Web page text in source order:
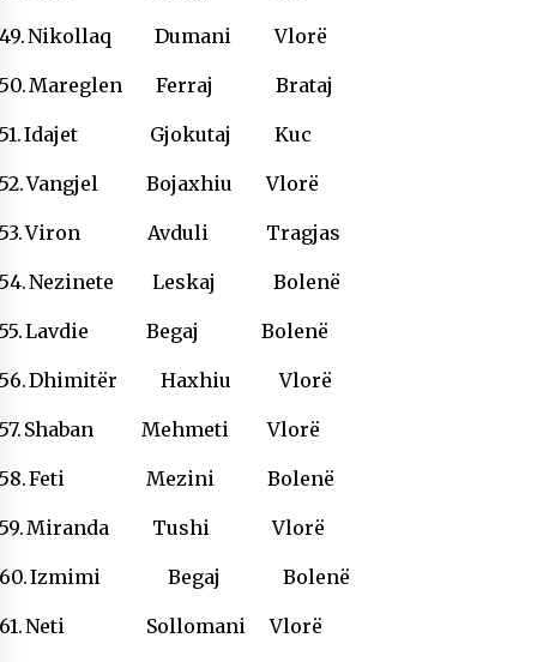
Nikollaq Dumani Vlorë
Mareglen Ferraj Brataj
Idajet Gjokutaj Kuc
Vangjel Bojaxhiu Vlorë
Viron Avduli Tragjas
Nezinete Leskaj Bolenë
Lavdie Begaj Bolenë
Dhimitër Haxhiu Vlorë
Shaban Mehmeti Vlorë
Feti Mezini Bolenë
Miranda Tushi Vlorë
Izmimi Begaj Bolenë
Neti Sollomani Vlorë